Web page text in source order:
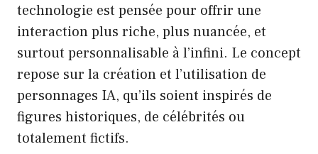
technologie est pensée pour offrir une
interaction plus riche, plus nuancée, et
surtout personnalisable à l’infini. Le concept
repose sur la création et l’utilisation de
personnages IA, qu’ils soient inspirés de
figures historiques, de célébrités ou
totalement fictifs.